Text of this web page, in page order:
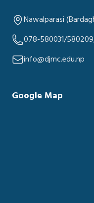
Nawalparasi
078-580031/
info@djmc.edu.np
Google Map